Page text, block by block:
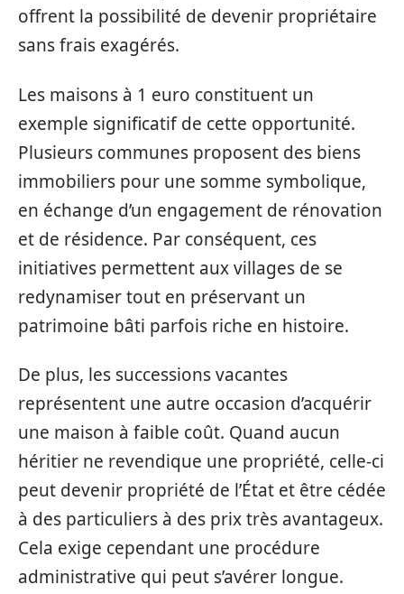
offrent la possibilité de devenir propriétaire
sans frais exagérés.
Les maisons à 1 euro constituent un
exemple significatif de cette opportunité.
Plusieurs communes proposent des biens
immobiliers pour une somme symbolique,
en échange d’un engagement de rénovation
et de résidence. Par conséquent, ces
initiatives permettent aux villages de se
redynamiser tout en préservant un
patrimoine bâti parfois riche en histoire.
De plus, les successions vacantes
représentent une autre occasion d’acquérir
une maison à faible coût. Quand aucun
héritier ne revendique une propriété, celle-ci
peut devenir propriété de l’État et être cédée
à des particuliers à des prix très avantageux.
Cela exige cependant une procédure
administrative qui peut s’avérer longue.